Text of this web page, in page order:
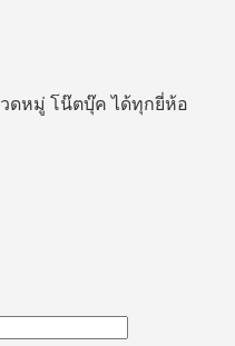
ดหมู่ โน๊ตบุ๊ค ได้ทุกยี่ห้อ